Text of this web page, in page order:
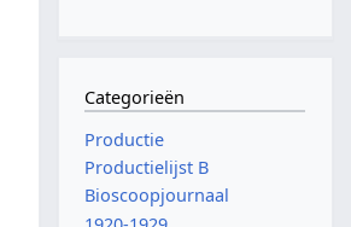
Categorieën
Productie
Productielijst B
Bioscoopjournaal